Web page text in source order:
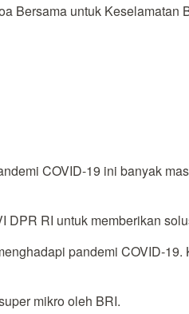
Bersama untuk Keselamatan
COVID-19 ini banyak
RI untuk memberikan
pandemi COVID-
mikro oleh BRI.